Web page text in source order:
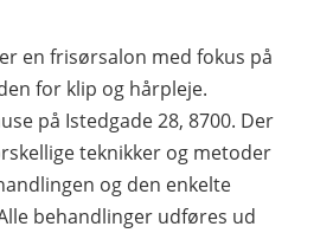
en frisørsalon med fokus på
for klip og hårpleje.
på Istedgade 28, 8700. Der
teknikker og metoder
og den enkelte
behandlinger udføres ud